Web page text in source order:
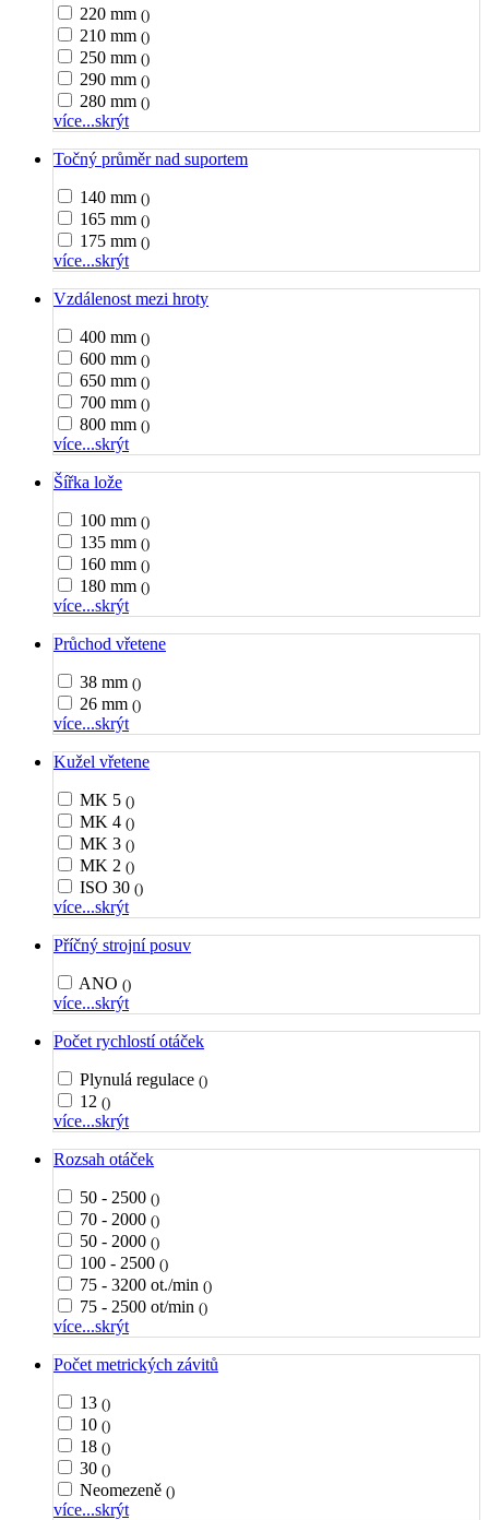
220 mm ()
210 mm ()
250 mm ()
290 mm ()
280 mm ()
více...skrýt
Točný průměr nad suportem
140 mm ()
165 mm ()
175 mm ()
více...skrýt
Vzdálenost mezi hroty
400 mm ()
600 mm ()
650 mm ()
700 mm ()
800 mm ()
více...skrýt
Šířka lože
100 mm ()
135 mm ()
160 mm ()
180 mm ()
více...skrýt
Průchod vřetene
38 mm ()
26 mm ()
více...skrýt
Kužel vřetene
MK 5 ()
MK 4 ()
MK 3 ()
MK 2 ()
ISO 30 ()
více...skrýt
Příčný strojní posuv
ANO ()
více...skrýt
Počet rychlostí otáček
Plynulá regulace ()
12 ()
více...skrýt
Rozsah otáček
50 - 2500 ()
70 - 2000 ()
50 - 2000 ()
100 - 2500 ()
75 - 3200 ot./min ()
75 - 2500 ot/min ()
více...skrýt
Počet metrických závitů
13 ()
10 ()
18 ()
30 ()
Neomezeně ()
více...skrýt